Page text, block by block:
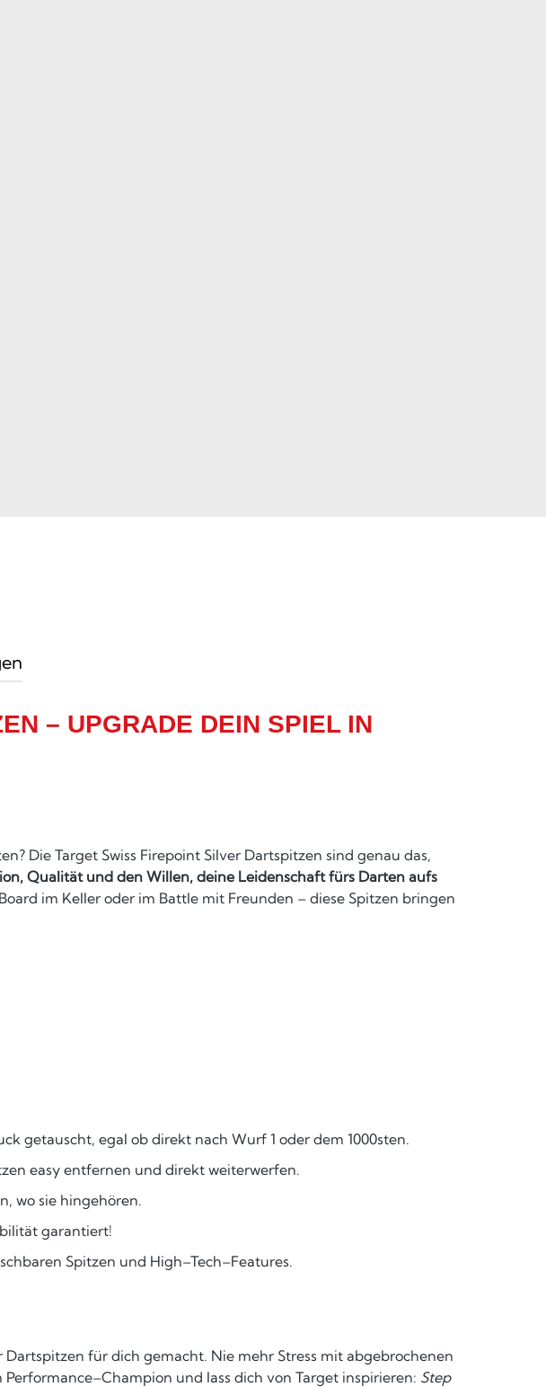
– UPGRADE DEIN SPIEL IN
Die Target Swiss Firepoint Silver Dartspitzen sind genau das,
Qualität und den Willen, deine Leidenschaft fürs Darten aufs
im Keller oder im Battle mit Freunden – diese Spitzen bringen
getauscht, egal ob direkt nach Wurf 1 oder dem 1000sten.
easy entfernen und direkt weiterwerfen.
wo sie hingehören.
garantiert!
Spitzen und High–Tech–Features.
für dich gemacht. Nie mehr Stress mit abgebrochenen
und lass dich von Target inspirieren: Step